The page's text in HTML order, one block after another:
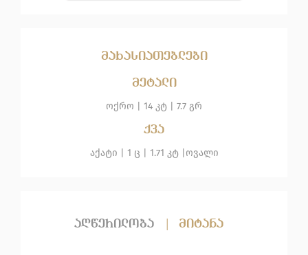
მახასიათებლები
მეტალი
ოქრო 14 კტ | 7.7 გრ
ქვა
აქატი | 1 ც | 1.71 კტ | ოვალი
აღწერილობა მიტანა